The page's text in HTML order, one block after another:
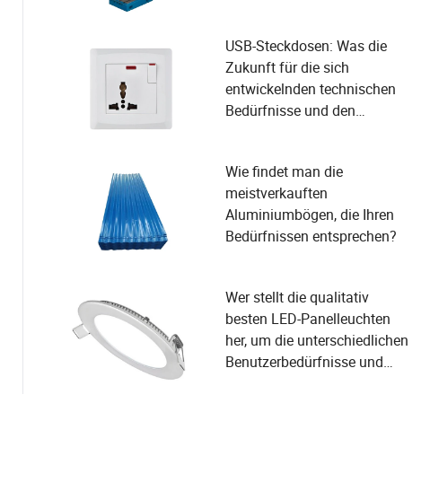
USB-Steckdosen: Was die
Zukunft für die sich
entwickelnden technischen
Bedürfnisse und den
Wie findet man die
meistverkauften
Aluminiumbögen, die Ihren
Bedürfnissen entsprechen?
Wer stellt die qualitativ
besten LED-Panelleuchten
her, um die unterschiedlichen
Benutzerbedürfnisse und